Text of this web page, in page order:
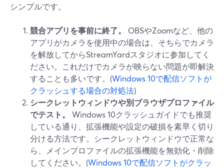
シンプルです。
競合アプリを事前に終了。
OBSやZoomなど、他の
アプリがカメラを使用中の場合は、そちらでカメラ
を解放してからStreamYardスタジオに参加してく
ださい。これだけでカメラが映らない問題が即解決
することも多いです。(Windows 10で配信ソフトが
クラッシュする場合の対処法)
シークレットウィンドウや別ブラウザプロファイル
でテスト。
Windows 10クラッシュガイドでも推奨
している通り、拡張機能や設定の破損を素早く切り
分ける方法です。シークレットウィンドウで正常な
ら、メインプロファイルの拡張機能を無効化・削除
してください。(Windows 10で配信ソフトがクラッ